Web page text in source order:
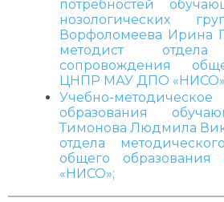
потребностей
нозологических
Ворфоломеева Ирина
методист отдела
сопровождения
ЦНПР МАУ ДПО
Учебно-
образования
Тимонова Людмила
отдела
общего
«НИСО»;